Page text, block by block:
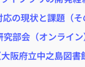
の現状と課題（
部会（オンライン
阪府立中之島図書